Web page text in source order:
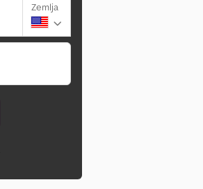
Zemlja